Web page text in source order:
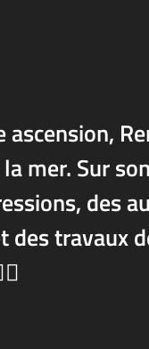
mer. Sur
des
travaux